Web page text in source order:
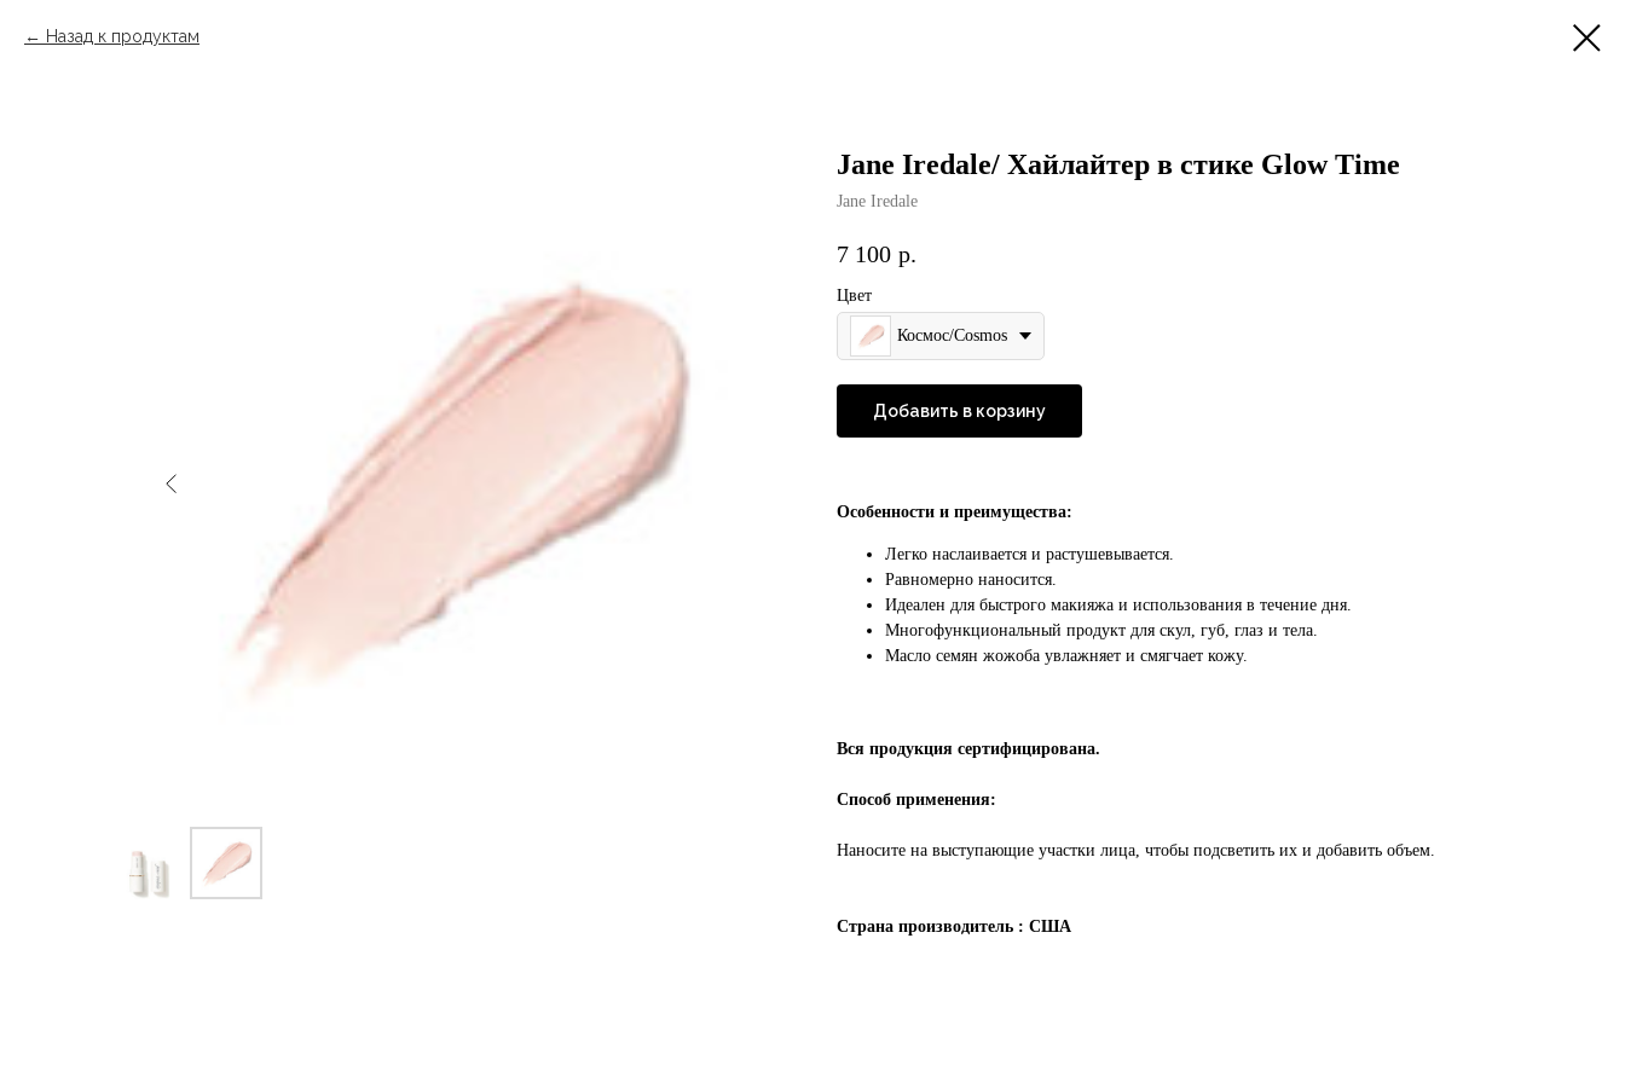
Назад к продуктам
Jane Iredale/ Хайлайтер в стике Glow Time
Jane Iredale
7 100 р.
Цвет
Космос/Cosmos
Добавить в корзину
Особенности и преимущества:
Легко наслаивается и растушевывается.
Равномерно наносится.
Идеален для быстрого макияжа и использования в течение дня.
Многофункциональный продукт для скул, губ, глаз и тела.
Масло семян жожоба увлажняет и смягчает кожу.
Вся продукция сертифицирована.
Способ применения:
Наносите на выступающие участки лица, чтобы подсветить их и добавить объем.
Страна производитель : США